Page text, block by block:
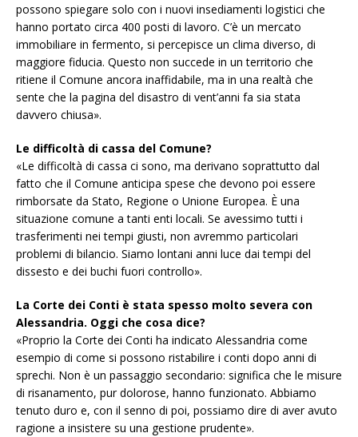
possono spiegare solo con i nuovi insediamenti logistici che
hanno portato circa 400 posti di lavoro. C’è un mercato
immobiliare in fermento, si percepisce un clima diverso, di
maggiore fiducia. Questo non succede in un territorio che
ritiene il Comune ancora inaffidabile, ma in una realtà che
sente che la pagina del disastro di vent’anni fa sia stata
davvero chiusa».
Le difficoltà di cassa del Comune?
«Le difficoltà di cassa ci sono, ma derivano soprattutto dal
fatto che il Comune anticipa spese che devono poi essere
rimborsate da Stato, Regione o Unione Europea. È una
situazione comune a tanti enti locali. Se avessimo tutti i
trasferimenti nei tempi giusti, non avremmo particolari
problemi di bilancio. Siamo lontani anni luce dai tempi del
dissesto e dei buchi fuori controllo».
La Corte dei Conti è stata spesso molto severa con
Alessandria. Oggi che cosa dice?
«Proprio la Corte dei Conti ha indicato Alessandria come
esempio di come si possono ristabilire i conti dopo anni di
sprechi. Non è un passaggio secondario: significa che le misure
di risanamento, pur dolorose, hanno funzionato. Abbiamo
tenuto duro e, con il senno di poi, possiamo dire di aver avuto
ragione a insistere su una gestione prudente».